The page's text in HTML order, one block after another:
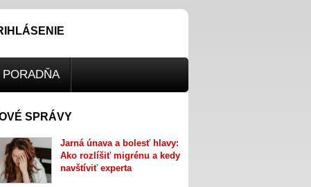
PORADŇA
SPRÁVY
Jarná únava a bolesť hlavy:
Ako rozlíšiť migrénu a kedy
navštíviť experta